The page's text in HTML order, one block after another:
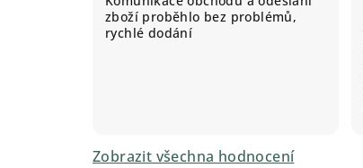
zboží proběhlo bez problémů,
rychlé dodání
Zobrazit všechna hodnocení